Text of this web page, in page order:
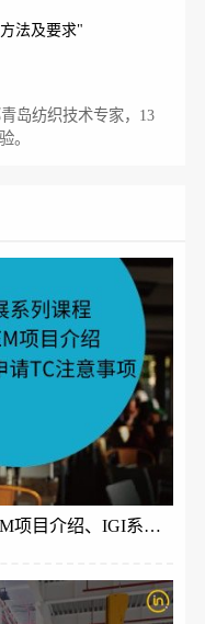
法及要求"
岛纺织技术专家，13
。
可持续发展系列课程——Higg FEM项目介绍、IGI系统申请TC注意事项